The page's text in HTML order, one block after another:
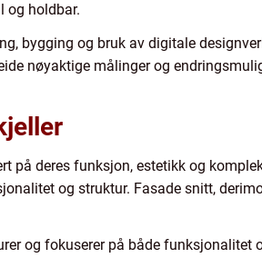
og holdbar.
bygging og bruk av digitale
nøyaktige målinger og
på deres funksjon, estetikk og
og struktur. Fasade snitt,
og fokuserer på både funksjonalitet